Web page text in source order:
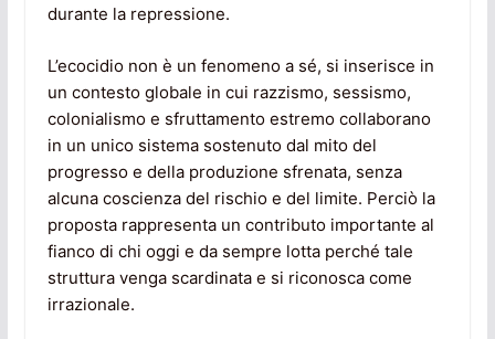
durante la repressione.
L’ecocidio non è un fenomeno a sé, si inserisce in
un contesto globale in cui razzismo, sessismo,
colonialismo e sfruttamento estremo collaborano
in un unico sistema sostenuto dal mito del
progresso e della produzione sfrenata, senza
alcuna coscienza del rischio e del limite. Perciò la
proposta rappresenta un contributo importante al
fianco di chi oggi e da sempre lotta perché tale
struttura venga scardinata e si riconosca come
irrazionale.